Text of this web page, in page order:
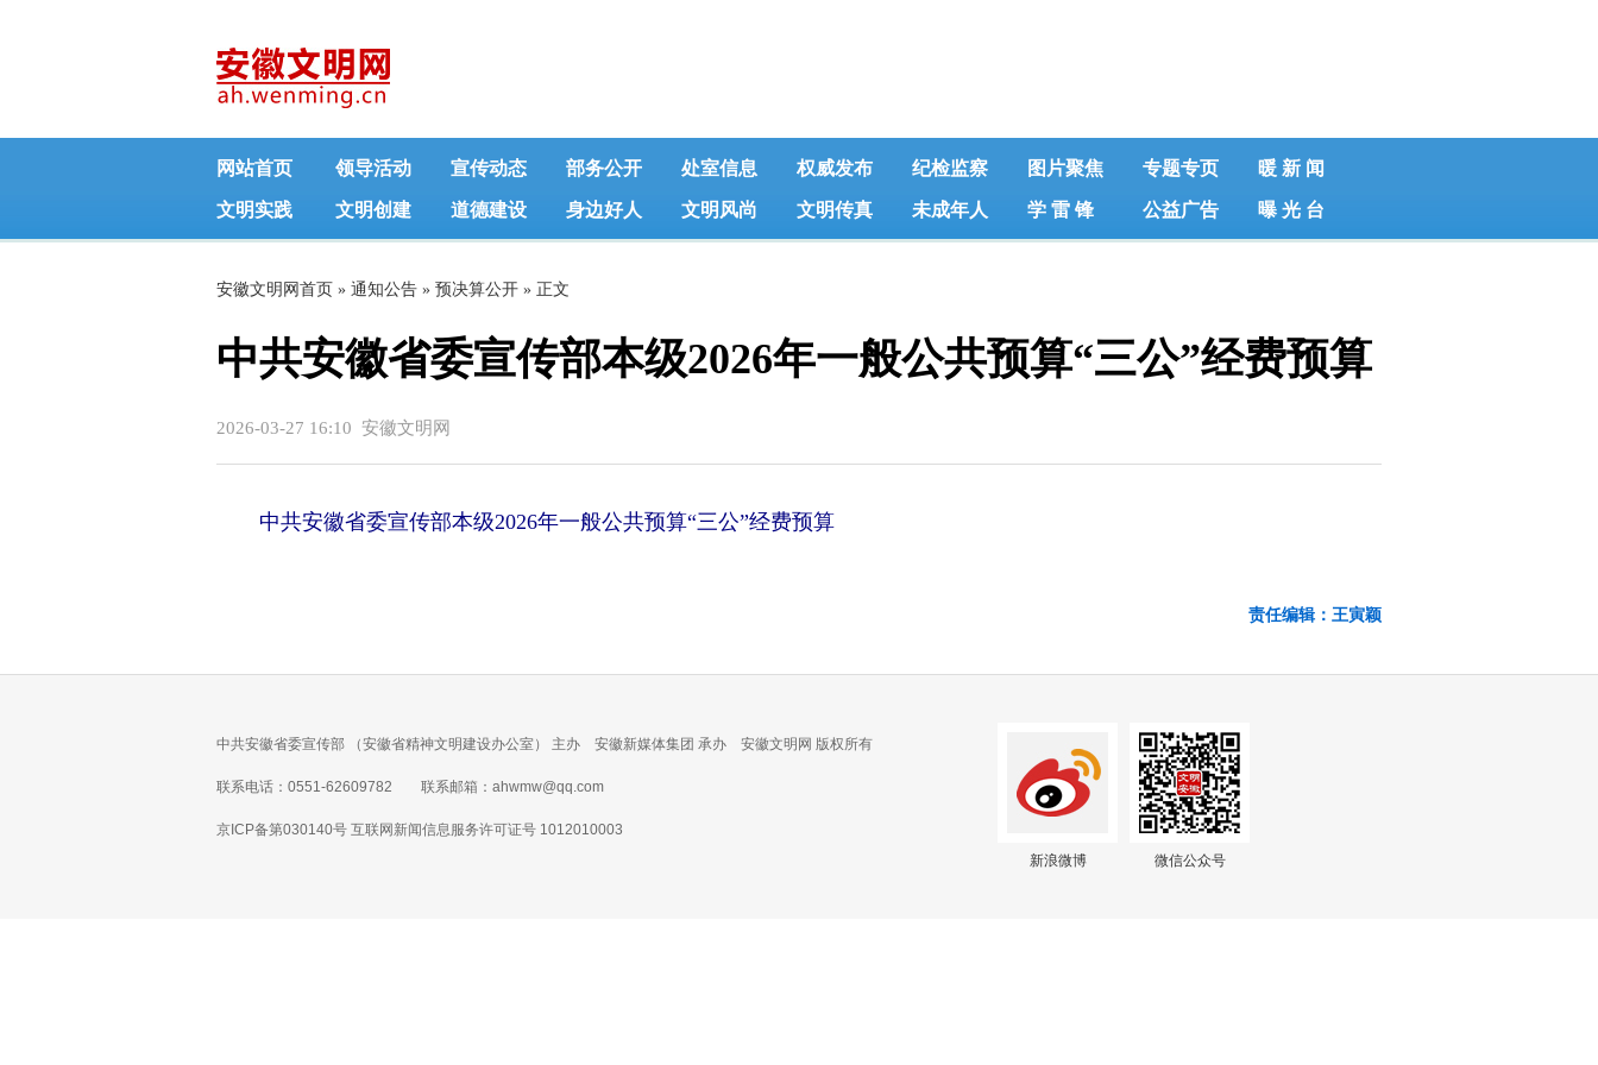
网站首页 领导活动 宣传动态 部务公开 处室信息 权威发布 纪检监察 图片聚焦 专题专页 暖 新 闻
文明实践 文明创建 道德建设 身边好人 文明风尚 文明传真 未成年人 学 雷 锋 公益广告 曝 光 台
安徽文明网首页 » 通知公告 » 预决算公开 » 正文
中共安徽省委宣传部本级2026年一般公共预算“三公”经费预算
2026-03-27 16:10 安徽文明网
中共安徽省委宣传部本级2026年一般公共预算“三公”经费预算
责任编辑：王寅颖
中共安徽省委宣传部 （安徽省精神文明建设办公室） 主办 安徽新媒体集团 承办 安徽文明网 版权所有
联系电话：0551-62609782 联系邮箱：ahwmw@qq.com
京ICP备第030140号 互联网新闻信息服务许可证号 1012010003
新浪微博
微信公众号